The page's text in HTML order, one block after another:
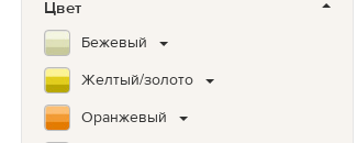
Цвет
Бежевый
Желтый/золото
Оранжевый